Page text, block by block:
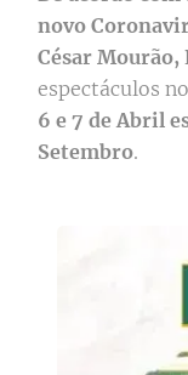
novo
César Mourão,
espectáculos no
6 e 7 de Abril
Setembro.